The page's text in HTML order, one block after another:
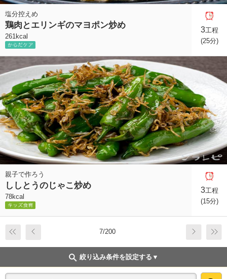
塩分控えめ
鶏肉とエリンギのマヨポン炒め
261kcal
3工程
(25分)
親子で作ろう
ししとうのじゃこ炒め
78kcal
3工程
(15分)
7/200
絞り込み条件を設定する